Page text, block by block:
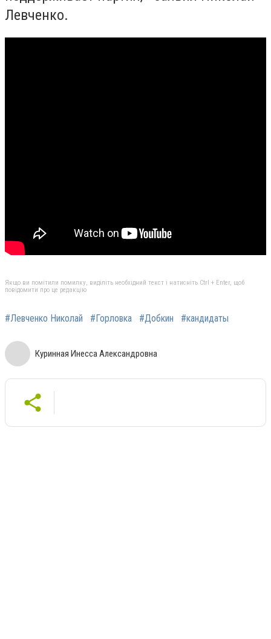
Левченко.
Якщо ви помітили помилку, виділіть необхідний текст і натисніть Ctrl + Enter, щоб
повідомити про це редакцію
#Левченко Николай #Горловка #Добкин #кандидаты
Куринная Инесса Александровна